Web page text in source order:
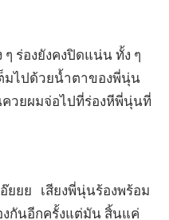
ร่องยังคงปิดแน่น ทั้ง ๆ
มไปด้วยน้ำตาของพี่นุ่น
วยผมจ่อไปที่ร่องหีพี่นุ่นที่
ยยย เสียงพี่นุ่นร้องพร้อม
งกันอีกครั้งแต่มัน สิ้นแค่